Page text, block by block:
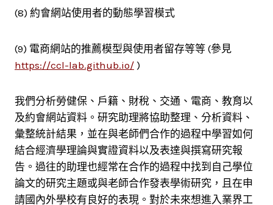
(8) 約會網站使用者的動態學習模式
(9) 電商網站的推薦模型與使用者留存等等 (參見
https://ccl-lab.github.io/ )
我們分析勞健保、戶籍、財稅、交通、電商、教育以
及約會網站資料。研究助理將協助整理、分析資料、
彙整統計結果，並在與老師們合作的過程中學習如何
結合經濟學理論與實證資料以及表達與撰寫研究報
告。過往的助理也經常在合作的過程中找到自己學位
論文的研究主題或與老師合作發表學術研究，且在申
請國內外學校有良好的表現。對於未來想進入業界工